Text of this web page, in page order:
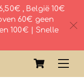
, België 10€
60€ geen
100€ | Snelle
c
Cart